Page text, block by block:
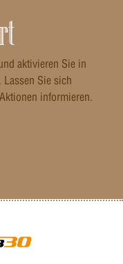
aktivieren Sie in
Sie sich
informieren.